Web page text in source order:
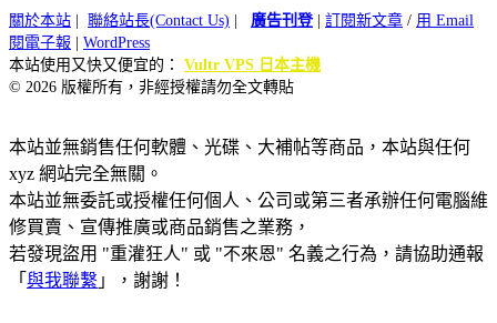
關於本站 聯絡站長(Contact Us) 廣告刊登| 訂閱新文章 / 用 Email
閱電子報
WordPress
本站使用又快又便宜的： Vultr VPS 日本主機
© 2026 版權所有，非經授權請勿全文轉貼
本站並無銷售任何軟體、光碟、大補帖等商品，本站與任何
xyz 網站完全無關。
本站並無委託或授權任何個人、公司或第三者承辦任何電腦維
修買賣、宣傳推廣或商品銷售之業務，
若發現盜用 "重灌狂人" 或 "不來恩" 名義之行為，請協助通報
「 與我聯繫 」，謝謝！